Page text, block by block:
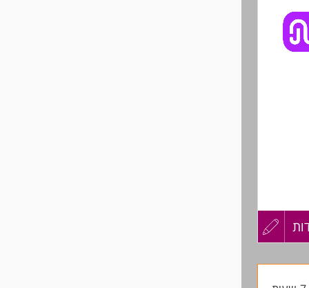
עדכון